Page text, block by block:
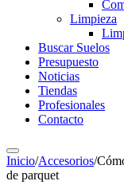
Limpieza
Buscar Suelos
Presupuesto
Noticias
Tiendas
Profesionales
Contacto
Inicio/Accesorios/
de parquet